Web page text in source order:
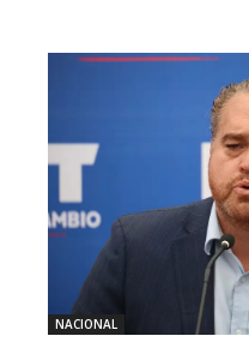
NACIONAL